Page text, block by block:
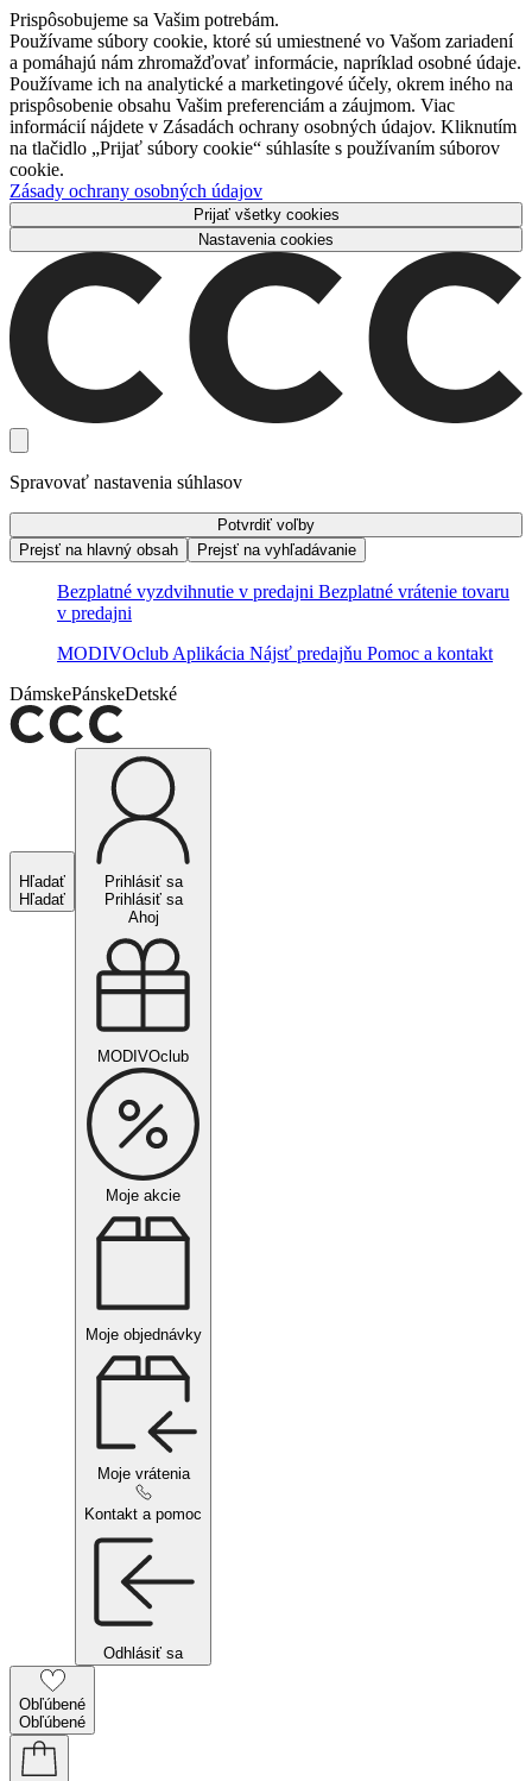
Prispôsobujeme sa Vašim potrebám.
Používame súbory cookie, ktoré sú umiestnené vo Vašom zariadení
a pomáhajú nám zhromažďovať informácie, napríklad osobné údaje.
Používame ich na analytické a marketingové účely, okrem iného na
prispôsobenie obsahu Vašim preferenciám a záujmom. Viac
informácií nájdete v Zásadách ochrany osobných údajov. Kliknutím
na tlačidlo „Prijať súbory cookie“ súhlasíte s používaním súborov
cookie.
Zásady ochrany osobných údajov
Prijať všetky cookies
Nastavenia cookies
Spravovať nastavenia súhlasov
Potvrdiť voľby
Prejsť na hlavný obsah
Prejsť na vyhľadávanie
Bezplatné vyzdvihnutie v predajni Bezplatné vrátenie tovaru
v predajni
MODIVOclub Aplikácia Nájsť predajňu Pomoc a kontakt
DámskePánskeDetské
Hľadať
Hľadať
Prihlásiť sa
Prihlásiť sa
Ahoj
MODIVOclub
Moje akcie
Moje objednávky
Moje vrátenia
Kontakt a pomoc
Odhlásiť sa
Obľúbené
Obľúbené